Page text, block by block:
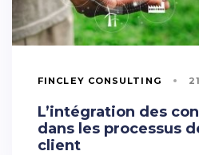
FINCLEY CONSULTING
L’intégration des
dans les processus
client